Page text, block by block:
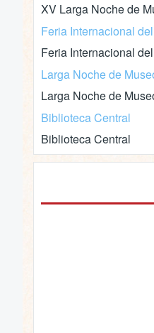
XV Larga Noche de
Feria Internacional
Feria Internacional
Larga Noche de
Larga Noche de
Biblioteca Central
Biblioteca Central